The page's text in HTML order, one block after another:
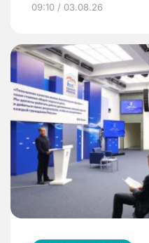
09:10 / 03.08.26